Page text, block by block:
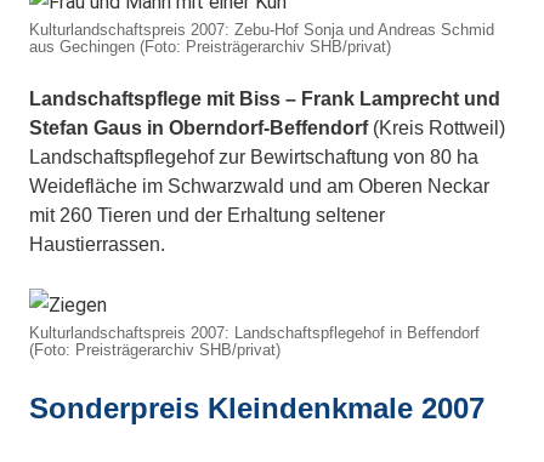
Kulturlandschaftspreis 2007: Zebu-Hof Sonja und Andreas Schmid
aus Gechingen (Foto: Preisträgerarchiv SHB/privat)
Landschaftspflege mit Biss – Frank Lamprecht und
Stefan Gaus in Oberndorf-Beffendorf(Kreis Rottweil)
Landschaftspflegehof zur Bewirtschaftung von 80 ha
Weidefläche im Schwarzwald und am Oberen Neckar
mit 260 Tieren und der Erhaltung seltener
Haustierrassen.
Kulturlandschaftspreis 2007: Landschaftspflegehof in Beffendorf
(Foto: Preisträgerarchiv SHB/privat)
Sonderpreis Kleindenkmale 2007